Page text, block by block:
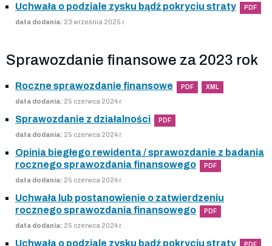
Uchwała o podziale zysku bądź pokryciu straty PDF
data dodania: 23 września 2025 r.
Sprawozdanie finansowe za 2023 rok
Roczne sprawozdanie finansowe PDF XML
data dodania: 25 czerwca 2024 r.
Sprawozdanie z działalności PDF
data dodania: 25 czerwca 2024 r.
Opinia biegłego rewidenta / sprawozdanie z badania
rocznego sprawozdania finansowego
PDF
data dodania: 25 czerwca 2024 r.
Uchwała lub postanowienie o zatwierdzeniu
rocznego sprawozdania finansowego
PDF
data dodania: 25 czerwca 2024 r.
Uchwała o podziale zysku bądź pokryciu straty PDF